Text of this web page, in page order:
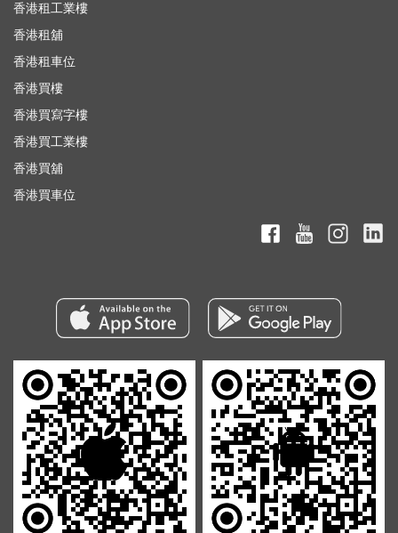
香港租工業樓
香港租舖
香港租車位
香港買樓
香港買寫字樓
香港買工業樓
香港買舖
香港買車位